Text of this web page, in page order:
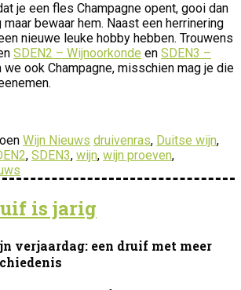
je een fles Champagne opent, gooi dan
bewaar hem. Naast een herrinering
nieuwe leuke hobby hebben. Trouwens
SDEN2 – Wijnoorkonde en SDEN3 –
we ook Champagne, misschien mag je die
Wijn Nieuws druivenras, Duitse wijn,
, SDEN3, wijn, wijn proeven,
is jarig
verjaardag: een druif met meer